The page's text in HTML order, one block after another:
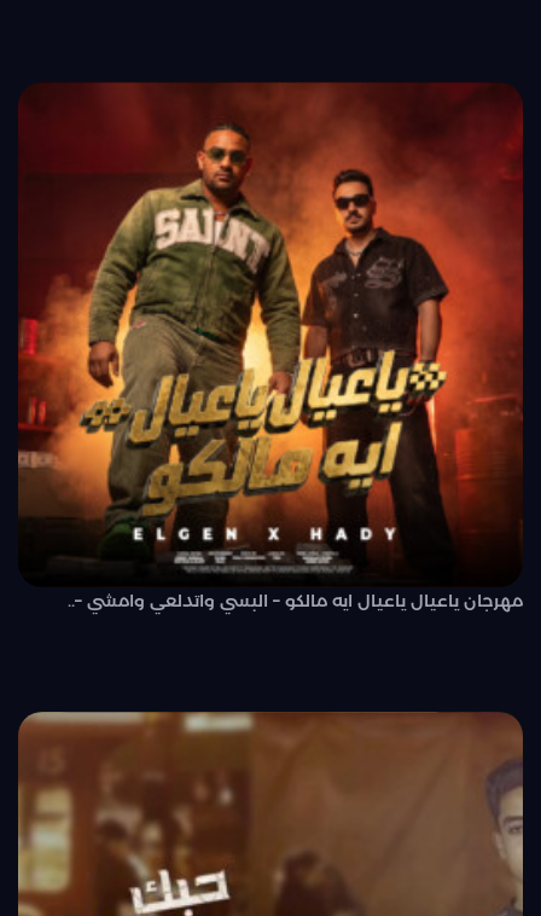
مهرجان ياعيال ياعيال ايه مالكو – البسي واتدلعي وامشي –..